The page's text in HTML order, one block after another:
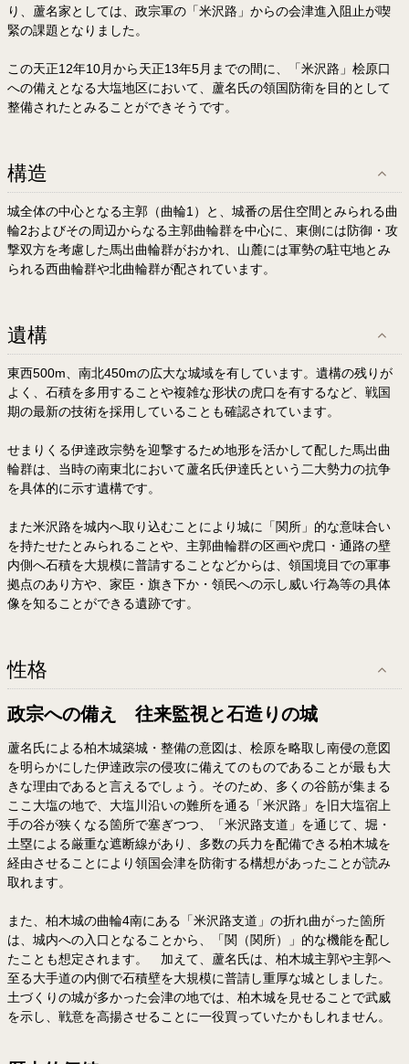
り、蘆名家としては、政宗軍の「米沢路」からの会津進入阻止が喫
緊の課題となりました。
この天正12年10月から天正13年5月までの間に、「米沢路」桧原口
への備えとなる大塩地区において、蘆名氏の領国防衛を目的として
整備されたとみることができそうです。
構造
城全体の中心となる主郭（曲輪1）と、城番の居住空間とみられる曲
輪2およびその周辺からなる主郭曲輪群を中心に、東側には防御・攻
撃双方を考慮した馬出曲輪群がおかれ、山麓には軍勢の駐屯地とみ
られる西曲輪群や北曲輪群が配されています。
遺構
東西500m、南北450mの広大な城域を有しています。遺構の残りが
よく、石積を多用することや複雑な形状の虎口を有するなど、戦国
期の最新の技術を採用していることも確認されています。
せまりくる伊達政宗勢を迎撃するため地形を活かして配した馬出曲
輪群は、当時の南東北において蘆名氏伊達氏という二大勢力の抗争
を具体的に示す遺構です。
また米沢路を城内へ取り込むことにより城に「関所」的な意味合い
を持たせたとみられることや、主郭曲輪群の区画や虎口・通路の壁
内側へ石積を大規模に普請することなどからは、領国境目での軍事
拠点のあり方や、家臣・旗き下か・領民への示し威い行為等の具体
像を知ることができる遺跡です。
性格
政宗への備え 往来監視と石造りの城
蘆名氏による柏木城築城・整備の意図は、桧原を略取し南侵の意図
を明らかにした伊達政宗の侵攻に備えてのものであることが最も大
きな理由であると言えるでしょう。そのため、多くの谷筋が集まる
ここ大塩の地で、大塩川沿いの難所を通る「米沢路」を旧大塩宿上
手の谷が狭くなる箇所で塞ぎつつ、「米沢路支道」を通じて、堀・
土塁による厳重な遮断線があり、多数の兵力を配備できる柏木城を
経由させることにより領国会津を防衛する構想があったことが読み
取れます。
また、柏木城の曲輪4南にある「米沢路支道」の折れ曲がった箇所
は、城内への入口となることから、「関（関所）」的な機能を配し
たことも想定されます。 加えて、蘆名氏は、柏木城主郭や主郭へ
至る大手道の内側で石積壁を大規模に普請し重厚な城としました。
土づくりの城が多かった会津の地では、柏木城を見せることで武威
を示し、戦意を高揚させることに一役買っていたかもしれません。